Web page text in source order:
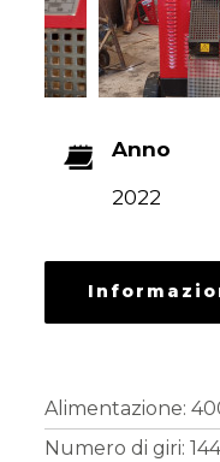
CONTATTI
Anno
2022
Alimentazione:
Numero di giri:
ACCESSORI
E
USATI